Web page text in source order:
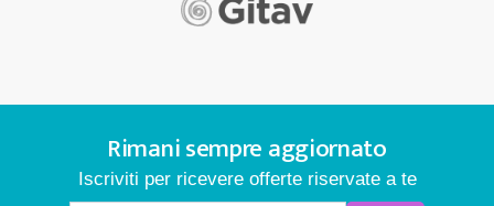
Rimani sempre aggiornato
Iscriviti per ricevere offerte riservate a te